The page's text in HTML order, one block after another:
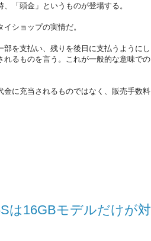
「頭金」というものが登場する。
ショップの実情だ。
を支払い、残りを後日に支払うようにし
るものを言う。これが一般的な意味での
に充当されるものではなく、販売手数料
は16GBモデルだけが対